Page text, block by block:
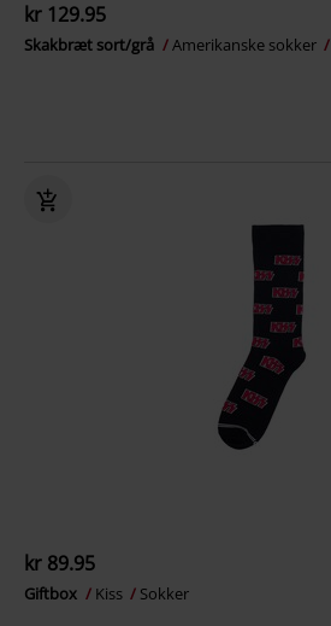
kr 129.95
Skakbræt sort/grå Amerikanske sokker
kr 89.95
Giftbox Kiss Sokker